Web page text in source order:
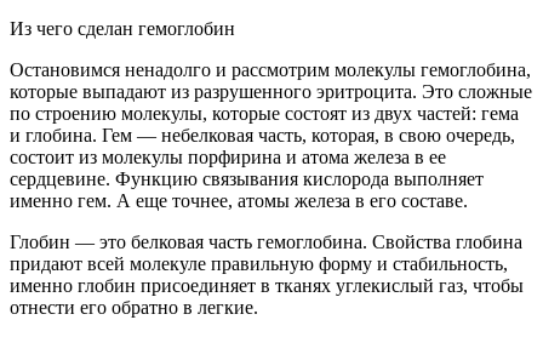
Из чего сделан гемоглобин
Остановимся ненадолго и рассмотрим молекулы гемоглобина,
которые выпадают из разрушенного эритроцита. Это сложные
по строению молекулы, которые состоят из двух частей: гема
и глобина. Гем — небелковая часть, которая, в свою очередь,
состоит из молекулы порфирина и атома железа в ее
сердцевине. Функцию связывания кислорода выполняет
именно гем. А еще точнее, атомы железа в его составе.
Глобин — это белковая часть гемоглобина. Свойства глобина
придают всей молекуле правильную форму и стабильность,
именно глобин присоединяет в тканях углекислый газ, чтобы
отнести его обратно в легкие.